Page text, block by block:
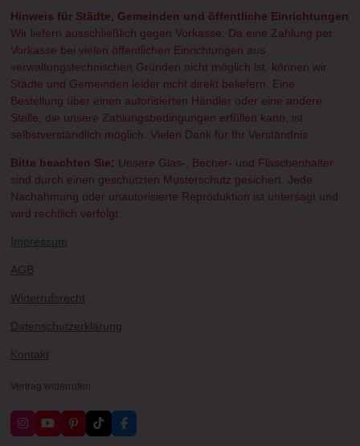
Hinweis für Städte, Gemeinden und öffentliche Einrichtungen
Wir liefern ausschließlich gegen Vorkasse. Da eine Zahlung per
Vorkasse bei vielen öffentlichen Einrichtungen aus
verwaltungstechnischen Gründen nicht möglich ist, können wir
Städte und Gemeinden leider nicht direkt beliefern. Eine
Bestellung über einen autorisierten Händler oder eine andere
Stelle, die unsere Zahlungsbedingungen erfüllen kann, ist
selbstverständlich möglich. Vielen Dank für Ihr Verständnis.
Bitte beachten Sie: Unsere Glas-, Becher- und Flaschenhalter
sind durch einen geschützten Musterschutz gesichert. Jede
Nachahmung oder unautorisierte Reproduktion ist untersagt und
wird rechtlich verfolgt.
Impressum
AGB
Widerrufsrecht
Datenschutzerklärung
Kontakt
Vertrag widerrufen
I
n
Y
o
P
i
T
i
F
a